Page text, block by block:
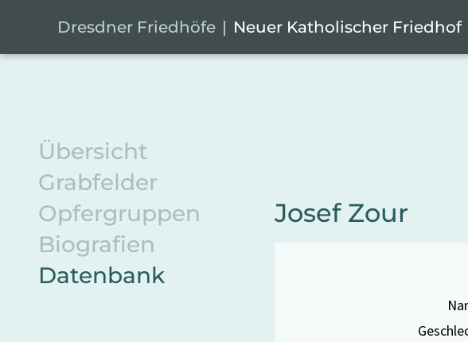
Dresdner Friedhöfe Neuer Katholischer Friedhof
Übersicht
Grabfelder
Opfergruppen
Biografien
Datenbank
Josef Zour